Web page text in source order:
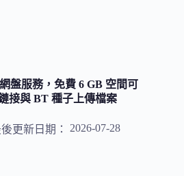
盤服務，免費 6 GB 空間可
接與 BT 種子上傳檔案
更新日期：
2026-07-28